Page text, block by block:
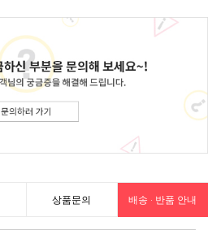
상품문의 배송 · 반품 안내